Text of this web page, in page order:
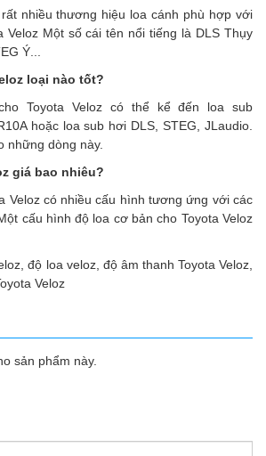
nhiều thương hiệu loa cánh phù hợp với
Veloz Một số cái tên nổi tiếng là DLS Thụy
Ý...
loại nào tốt?
Toyota Veloz có thể kể đến loa sub
hoặc loa sub hơi DLS, STEG, JLaudio.
những dòng này.
giá bao nhiêu?
Veloz có nhiều cấu hình tương ứng với các
cấu hình độ loa cơ bản cho Toyota Veloz
,độ loa veloz, độ âm thanh Toyota Veloz,
Veloz
sản phẩm này.